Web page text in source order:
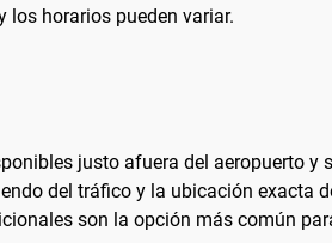
los horarios pueden variar.
justo afuera del aeropuerto y
del tráfico y la ubicación exacta
son la opción más común